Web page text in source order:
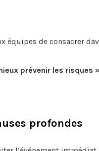
équipes de consacrer
prévenir les risques »
profondes